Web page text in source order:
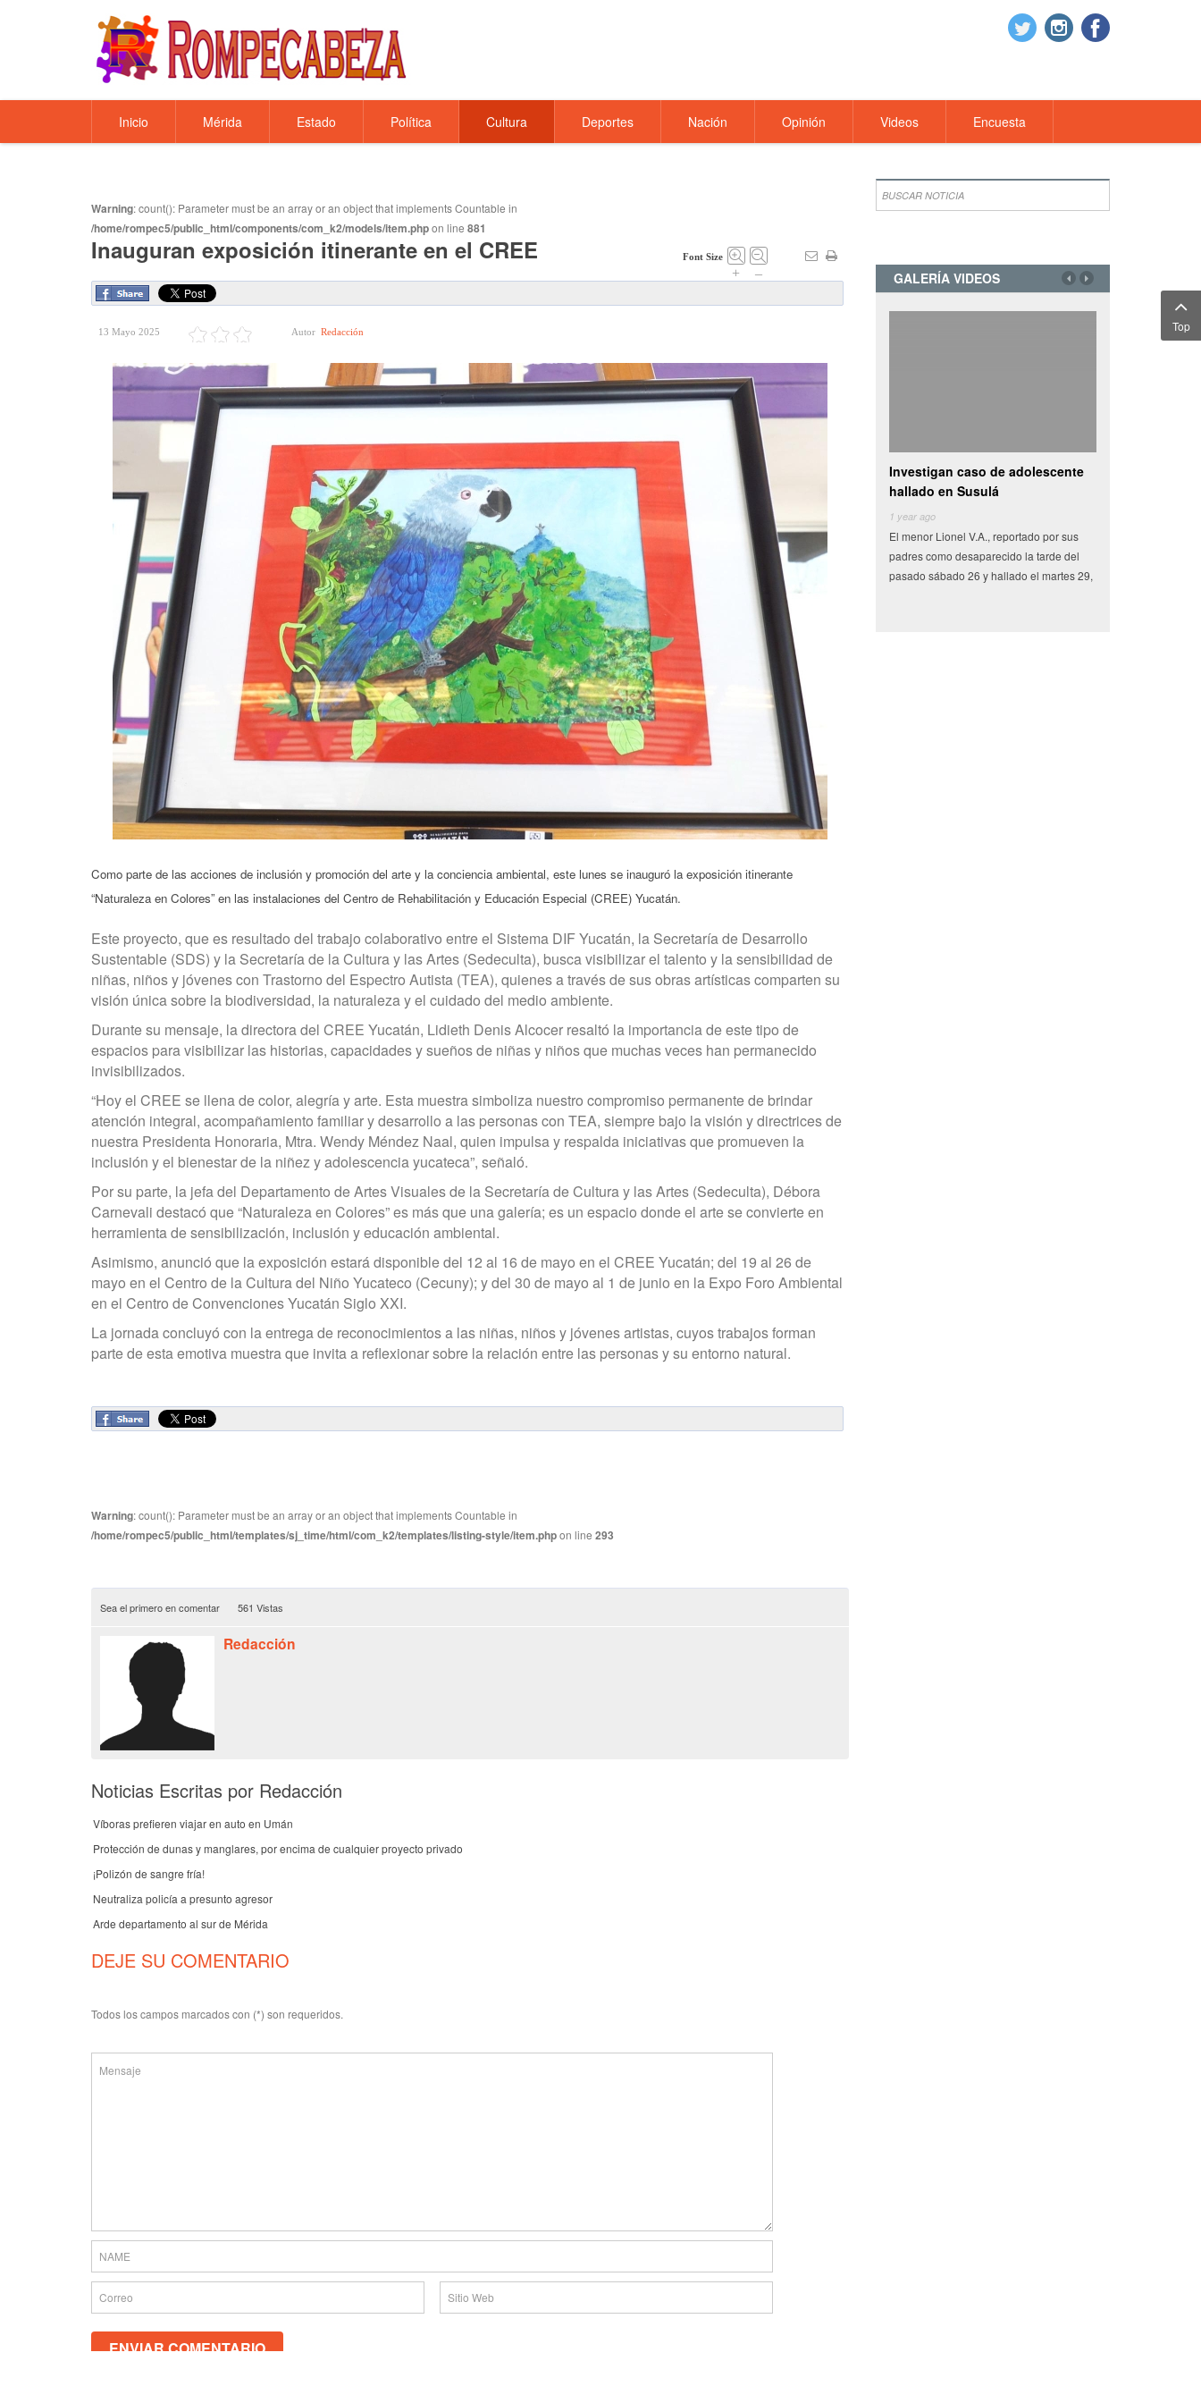
Inicio Mérida Estado Política Cultura Deportes Nación Opinión Videos Encuesta
Warning: count(): Parameter must be an array or an object that implements Countable in
/home/rompec5/public_html/components/com_k2/models/item.phpon line 881
Inauguran exposición itinerante en el CREE Font Size
+ –
13 Mayo 2025 Autor Redacción
Como parte de las acciones de inclusión y promoción del arte y la conciencia ambiental, este lunes se inauguró la exposición itinerante
“Naturaleza en Colores” en las instalaciones del Centro de Rehabilitación y Educación Especial (CREE) Yucatán.
Este proyecto, que es resultado del trabajo colaborativo entre el Sistema DIF Yucatán, la Secretaría de Desarrollo
Sustentable (SDS) y la Secretaría de la Cultura y las Artes (Sedeculta), busca visibilizar el talento y la sensibilidad de
niñas, niños y jóvenes con Trastorno del Espectro Autista (TEA), quienes a través de sus obras artísticas comparten su
visión única sobre la biodiversidad, la naturaleza y el cuidado del medio ambiente.
Durante su mensaje, la directora del CREE Yucatán, Lidieth Denis Alcocer resaltó la importancia de este tipo de
espacios para visibilizar las historias, capacidades y sueños de niñas y niños que muchas veces han permanecido
invisibilizados.
“Hoy el CREE se llena de color, alegría y arte. Esta muestra simboliza nuestro compromiso permanente de brindar
atención integral, acompañamiento familiar y desarrollo a las personas con TEA, siempre bajo la visión y directrices de
nuestra Presidenta Honoraria, Mtra. Wendy Méndez Naal, quien impulsa y respalda iniciativas que promueven la
inclusión y el bienestar de la niñez y adolescencia yucateca”, señaló.
Por su parte, la jefa del Departamento de Artes Visuales de la Secretaría de Cultura y las Artes (Sedeculta), Débora
Carnevali destacó que “Naturaleza en Colores” es más que una galería; es un espacio donde el arte se convierte en
herramienta de sensibilización, inclusión y educación ambiental.
Asimismo, anunció que la exposición estará disponible del 12 al 16 de mayo en el CREE Yucatán; del 19 al 26 de
mayo en el Centro de la Cultura del Niño Yucateco (Cecuny); y del 30 de mayo al 1 de junio en la Expo Foro Ambiental
en el Centro de Convenciones Yucatán Siglo XXI.
La jornada concluyó con la entrega de reconocimientos a las niñas, niños y jóvenes artistas, cuyos trabajos forman
parte de esta emotiva muestra que invita a reflexionar sobre la relación entre las personas y su entorno natural.
Warning: count(): Parameter must be an array or an object that implements Countable in
/home/rompec5/public_html/templates/sj_time/html/com_k2/templates/listing-style/item.phpon line 293
Sea el primero en comentar 561 Vistas
Redacción
Noticias Escritas por Redacción
Víboras prefieren viajar en auto en Umán
Protección de dunas y manglares, por encima de cualquier proyecto privado
¡Polizón de sangre fría!
Neutraliza policía a presunto agresor
Arde departamento al sur de Mérida
DEJE SU COMENTARIO
Todos los campos marcados con (*) son requeridos.
GALERÍA VIDEOS
Investigan caso de adolescente
hallado en Susulá
El menor Lionel V.A., reportado por sus
padres como desaparecido la tarde del
pasado sábado 26 y hallado el martes 29,
Camioneta con vegetales
Miles de pesos en frutas y verduras que
tenían como destino el municipio de
Conkal se perdieron en un siniestro vial
Top